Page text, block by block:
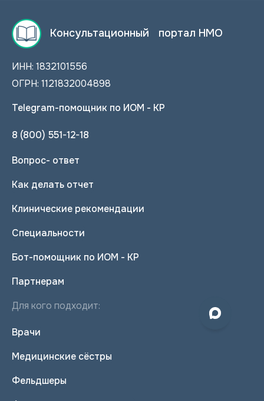
Консультационный портал НМО
ИНН: 1832101556
ОГРН: 1121832004898
Telegram-помощник по ИОМ - КР
8 (800) 551-12-18
Вопрос- ответ
Как делать отчет
Клинические рекомендации
Специальности
Бот-помощник по ИОМ - КР
Партнерам
Для кого подходит:
Врачи
Медицинские сёстры
Фельдшеры